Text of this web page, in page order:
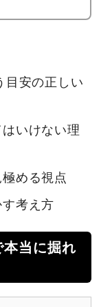
目安の正しい
いけない理
める視点
考え方
当に掘れ